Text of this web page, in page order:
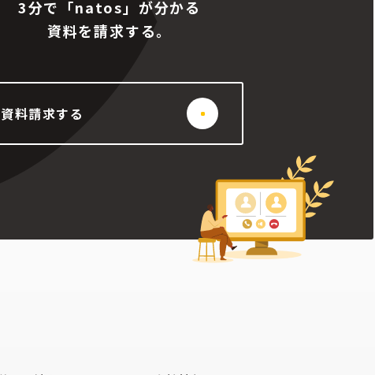
3分で「natos」が分かる
資料を請求する。
資料請求する